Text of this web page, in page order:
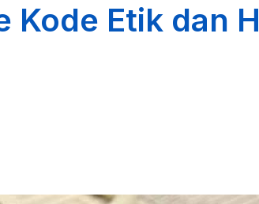
Kode Etik dan